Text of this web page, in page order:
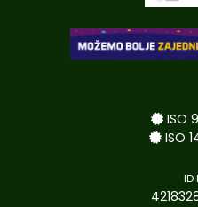
ISO
ISO
ID